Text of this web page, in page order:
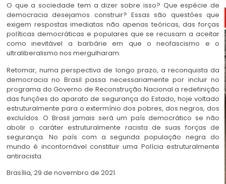
O que a sociedade tem a dizer sobre isso? Que espécie de
democracia desejamos construir? Essas são questões que
exigem respostas imediatas não apenas teóricas, das forças
políticas democráticas e populares que se recusam a aceitar
como inevitável a barbárie em que o neofascismo e o
ultraliberalismo nos mergulharam.
Retomar, numa perspectiva de longo prazo, a reconquista da
democracia no Brasil passa necessariamente por incluir no
programa do Governo de Reconstrução Nacional a redefinição
das funções do aparato de segurança do Estado, hoje voltado
estruturalmente para o extermínio dos pobres, dos negros, dos
excluídos. O Brasil jamais será um país democrático se não
abolir o caráter estruturalmente racista de suas forças de
segurança. No país com a segunda população negra do
mundo é incontornável constituir uma Polícia estruturalmente
antiracista.
Brasília, 29 de novembro de 2021.